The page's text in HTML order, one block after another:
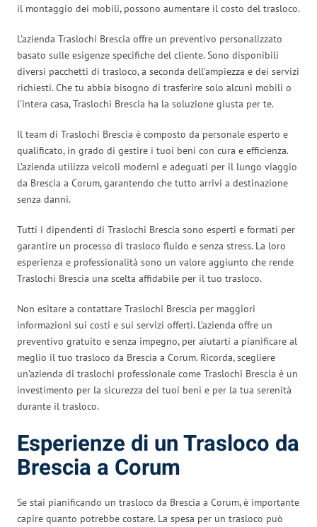
il montaggio dei mobili, possono aumentare il costo del trasloco.
L’azienda Traslochi Brescia offre un preventivo personalizzato
basato sulle esigenze specifiche del cliente. Sono disponibili
diversi pacchetti di trasloco, a seconda dell’ampiezza e dei servizi
richiesti. Che tu abbia bisogno di trasferire solo alcuni mobili o
l’intera casa, Traslochi Brescia ha la soluzione giusta per te.
Il team di Traslochi Brescia è composto da personale esperto e
qualificato, in grado di gestire i tuoi beni con cura e efficienza.
L’azienda utilizza veicoli moderni e adeguati per il lungo viaggio
da Brescia a Corum, garantendo che tutto arrivi a destinazione
senza danni.
Tutti i dipendenti di Traslochi Brescia sono esperti e formati per
garantire un processo di trasloco fluido e senza stress. La loro
esperienza e professionalità sono un valore aggiunto che rende
Traslochi Brescia una scelta affidabile per il tuo trasloco.
Non esitare a contattare Traslochi Brescia per maggiori
informazioni sui costi e sui servizi offerti. L’azienda offre un
preventivo gratuito e senza impegno, per aiutarti a pianificare al
meglio il tuo trasloco da Brescia a Corum. Ricorda, scegliere
un’azienda di traslochi professionale come Traslochi Brescia è un
investimento per la sicurezza dei tuoi beni e per la tua serenità
durante il trasloco.
Esperienze di un Trasloco da
Brescia a Corum
Se stai pianificando un trasloco da Brescia a Corum, è importante
capire quanto potrebbe costare. La spesa per un trasloco può